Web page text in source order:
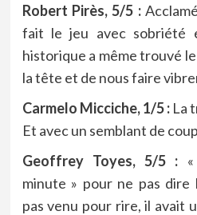
Robert Pirès, 5/5 :
fait le jeu avec sobriété
historique a même trouvé
la tête et de nous faire
Carmelo Micciche, 1/5 : La
Et avec un semblant de
Geoffrey Toyes, 5/5 :
minute » pour ne pas dire
pas venu pour rire, il avait